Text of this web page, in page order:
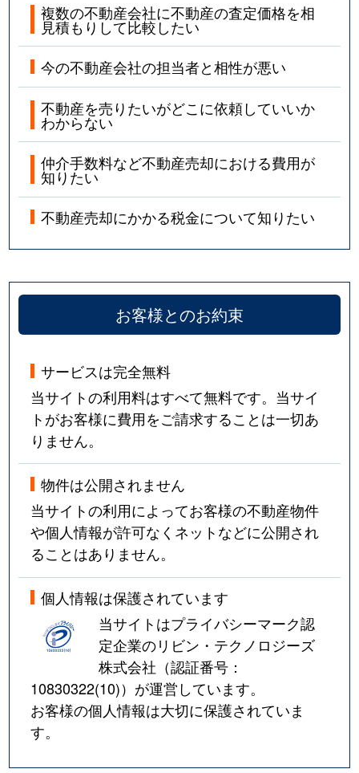
複数の不動産会社に不動産の査定価格を相
見積もりして比較したい
今の不動産会社の担当者と相性が悪い
不動産を売りたいがどこに依頼していいか
わからない
仲介手数料など不動産売却における費用が
知りたい
不動産売却にかかる税金について知りたい
お客様とのお約束
サービスは完全無料
当サイトの利用料はすべて無料です。当サイ
トがお客様に費用をご請求することは一切あ
りません。
物件は公開されません
当サイトの利用によってお客様の不動産物件
や個人情報が許可なくネットなどに公開され
ることはありません。
個人情報は保護されています
当サイトはプライバシーマーク認
定企業のリビン・テクノロジーズ
株式会社（認証番号：
10830322(10)）が運営しています。
お客様の個人情報は大切に保護されていま
す。